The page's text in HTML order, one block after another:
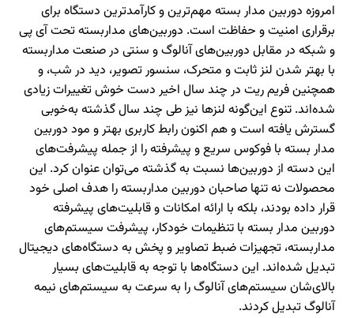
امروزه دوربین مدار بسته مهم‌ترین و کارآمد‌ترین دستگاه برای
برقراری امنیت و حفاظت است. دوربین‌های مداربسته تحت آی پی
و شبکه در مقابل دوربین‌های آنالوگ و سنتی در صنعت مداربسته
با بهتر شدن لنز ثابت و متحرک، سنسور تصویر، دید در شب، و
همچنین فریم ریت در چند سال اخیر دست خوش تغییرات زیادی
شده‌اند. تنوع این‌گونه لنزها نیز طی چند سال گذشته به‌خوبی
گسترش یافته است و هم اکنون رابط کاربری بهتر و مود دوربین
مدار بسته با فوکوس سریع و پیشرفته را از جمله پیشرفت‌های
این دسته از دوربین‌ها نسبت به گذشته می‌توان عنوان کرد. این
محصولات نه تنها صاحبان دوربین مداربسته را هدف اصلی خود
قرار داده‌ بودند، بلکه با ارائه امکانات و قابلیت‌های پیشرفته
دوربین مدار بسته با تنظیمات خودکار، پیشرفت سیستم‌های
مداربسته، تجهیزات ضبط تصاویر و پخش به دستگاه‌های دیجیتال
تبدیل شده‌اند. این دستگاه‌ها با توجه به قابلیت‌های بسیار
بالای‌شان سیستم‌های آنالوگ را به سرعت به سیستم‌های نیمه
آنالوگ تبدیل کردند.